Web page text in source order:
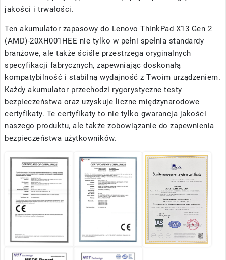
jakości i trwałości.
Ten akumulator zapasowy do Lenovo ThinkPad X13 Gen 2
(AMD)-20XH001HEE nie tylko w pełni spełnia standardy
branżowe, ale także ściśle przestrzega oryginalnych
specyfikacji fabrycznych, zapewniając doskonałą
kompatybilność i stabilną wydajność z Twoim urządzeniem.
Każdy akumulator przechodzi rygorystyczne testy
bezpieczeństwa oraz uzyskuje liczne międzynarodowe
certyfikaty. Te certyfikaty to nie tylko gwarancja jakości
naszego produktu, ale także zobowiązanie do zapewnienia
bezpieczeństwa użytkowników.